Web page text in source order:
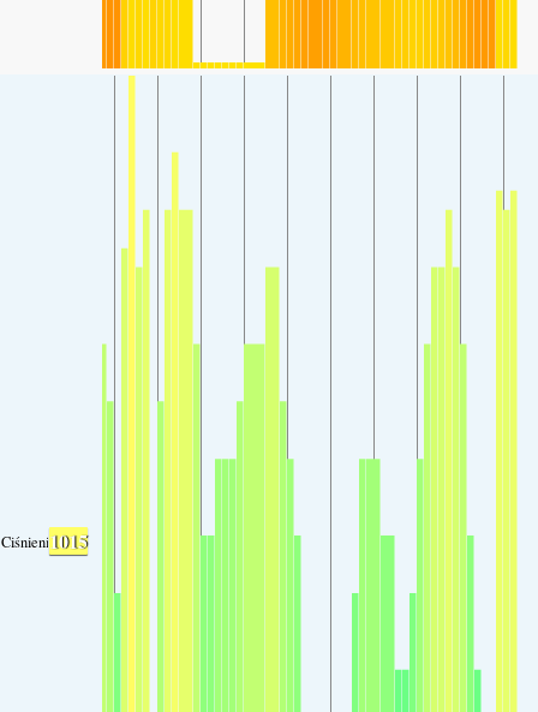
Ciśnienie1015